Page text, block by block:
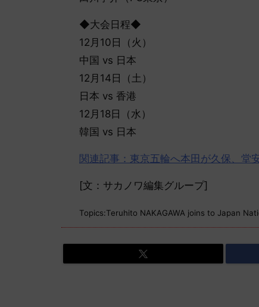
◆大会日程◆
12月10日（火）
中国 vs 日本
12月14日（土）
日本 vs 香港
12月18日（水）
韓国 vs 日本
関連記事：東京五輪へ本田が久保、堂
[文：サカノワ編集グループ]
Topics:Teruhito NAKAGAWA joins to Japan